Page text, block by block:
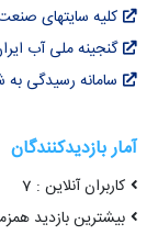
کلیه سایتهای
گنجینه ملی آب
سامانه رسیدگی
آمار بازدیدکنندگان
کاربران آنلاین : 7
بیشترین بازدید